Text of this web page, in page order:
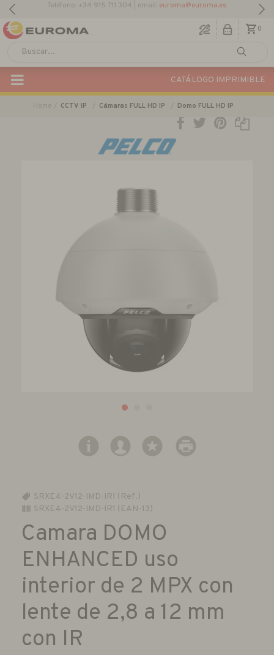
0
CATÁLOGO IMPRIMIBLE
Home CCTV IP Cámaras FULL HD IP Domo FULL HD IP
SRXE4-2V12-IMD-IR1 (Ref.)
SRXE4-2V12-IMD-IR1 (EAN-13)
Camara DOMO
ENHANCED uso
interior de 2 MPX con
lente de 2,8 a 12 mm
con IR